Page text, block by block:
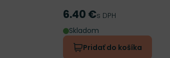
Cena
6.40 €s DPH
Skladom
Pridať do košíka